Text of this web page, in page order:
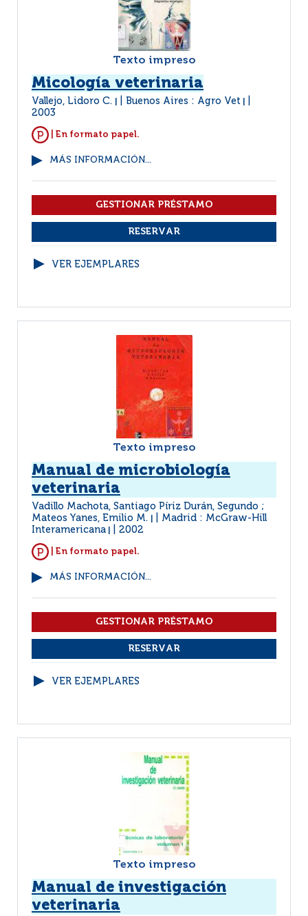
Texto impreso
Micología veterinaria
Vallejo, Lidoro C. Buenos Aires : Agro Vet
2003
| En formato papel.
MÁS INFORMACIÓN...
VER EJEMPLARES
Texto impreso
Manual de microbiología
veterinaria
Vadillo Machota, Santiago Píriz Durán, Segundo ;
Mateos Yanes, Emilio M.
Madrid : McGraw-Hill
Interamericana
2002
| En formato papel.
MÁS INFORMACIÓN...
VER EJEMPLARES
Texto impreso
Manual de investigación
veterinaria